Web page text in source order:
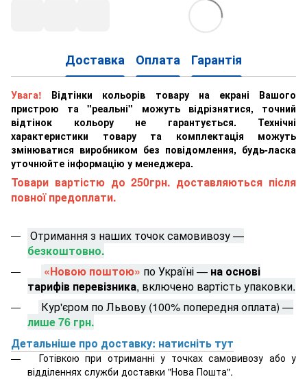
Доставка Оплата Гарантія
Увага! Відтінки кольорів товару на екрані Вашого
пристрою та "реальні" можуть відрізнятися, точний
відтінок кольору не гарантується. Технічні
характеристики товару та комплектація можуть
змінюватися виробником без повідомлення, будь-ласка
уточнюйте інформацію у менеджера.
Товари вартістю до 250грн. доставляються після
повної предоплати.
Отримання з наших точок самовивозу —
безкоштовно.
«Новою поштою» по Україні — на основі
тарифів перевізника, включено вартість упаковки.
Кур'єром по Львову (100% попередня оплата) —
лише 76 грн.
Детальніше про доставку: натисніть тут
Готівкою при отриманні у точках самовивозу або у
відділеннях служби доставки "Нова Пошта".